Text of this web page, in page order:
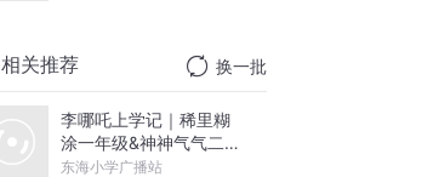
相关推荐 换一批
李哪吒上学记｜稀里糊
涂一年级&神神气气二年
级
东海小学广播站